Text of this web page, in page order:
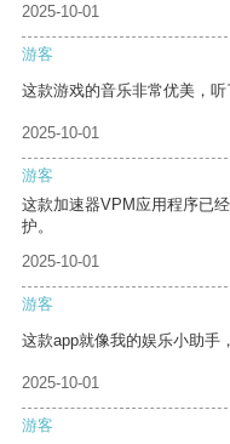
2025-10-01
游客
这款游戏的音乐非常优美，听
2025-10-01
游客
这款加速器VPM应用程序已
护。
2025-10-01
游客
这款app就像我的娱乐小助手
2025-10-01
游客